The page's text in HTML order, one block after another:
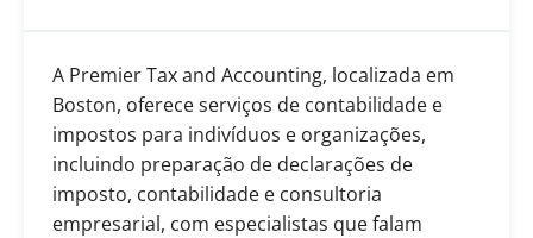
A Premier Tax and Accounting, localizada em
Boston, oferece serviços de contabilidade e
impostos para indivíduos e organizações,
incluindo preparação de declarações de
imposto, contabilidade e consultoria
empresarial, com especialistas que falam